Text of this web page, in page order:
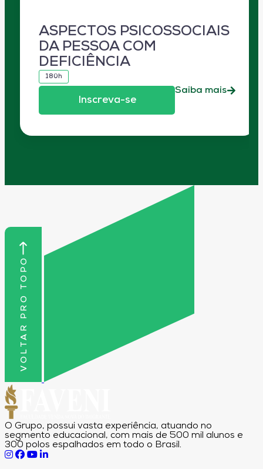
ASPECTOS PSICOSSOCIAIS
DA PESSOA COM
DEFICIÊNCIA
180h
Inscreva-se
Saiba mais
VOLTAR PRO TOPO
O Grupo, possui vasta experiência, atuando no
segmento educacional, com mais de 500 mil alunos e
300 polos espalhados em todo o Brasil.